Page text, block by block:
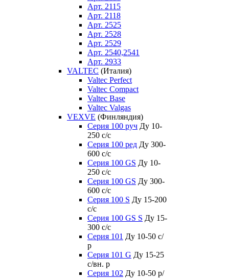
Арт. 2115
Арт. 2118
Арт. 2525
Арт. 2528
Арт. 2529
Арт. 2540,2541
Арт. 2933
VALTEC (Италия)
Valtec Perfect
Valtec Compact
Valtec Base
Valtec Valgas
VEXVE (Финляндия)
Серия 100 руч Ду 10-
250 c/c
Серия 100 ред Ду 300-
600 c/c
Серия 100 GS Ду 10-
250 c/c
Серия 100 GS Ду 300-
600 c/c
Серия 100 S Ду 15-200
c/c
Серия 100 GS S Ду 15-
300 c/c
Серия 101 Ду 10-50 с/
р
Серия 101 G Ду 15-25
с/вн. р
Серия 102 Ду 10-50 р/